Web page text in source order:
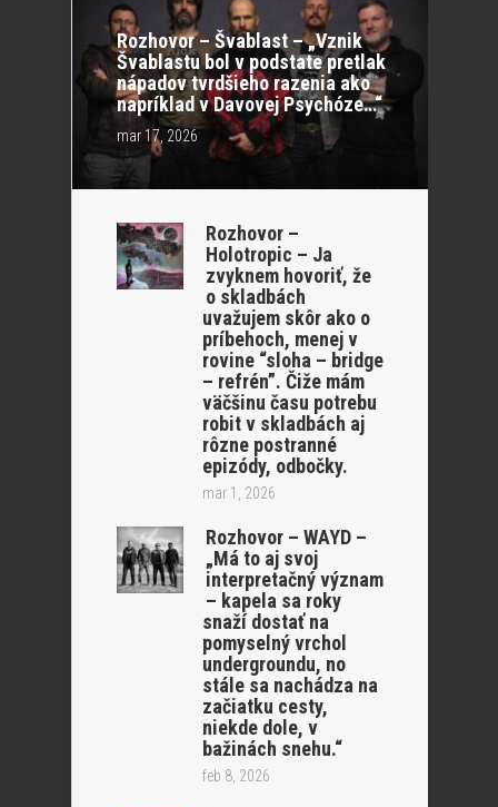
Rozhovor – Švablast – „Vznik
Švablastu bol v podstate pretlak
nápadov tvrdšieho razenia ako
napríklad v Davovej Psychóze…“
mar 17, 2026
Rozhovor –
Holotropic – Ja
zvyknem hovoriť, že
o skladbách
uvažujem skôr ako o
príbehoch, menej v
rovine “sloha – bridge
– refrén”. Čiže mám
väčšinu času potrebu
robit v skladbách aj
rôzne postranné
epizódy, odbočky.
mar 1, 2026
Rozhovor – WAYD –
„Má to aj svoj
interpretačný význam
– kapela sa roky
snaží dostať na
pomyselný vrchol
undergroundu, no
stále sa nachádza na
začiatku cesty,
niekde dole, v
bažinách snehu.“
feb 8, 2026